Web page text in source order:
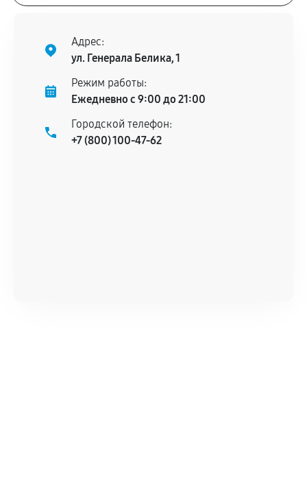
Адрес:
ул. Генерала Белика, 1
Режим работы:
Ежедневно с 9:00 до 21:00
Городской телефон:
+7 (800) 100-47-62